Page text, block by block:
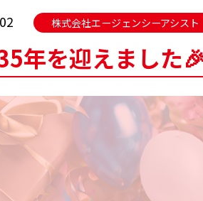
株式会社エージェンシーアシスト
年を迎えました